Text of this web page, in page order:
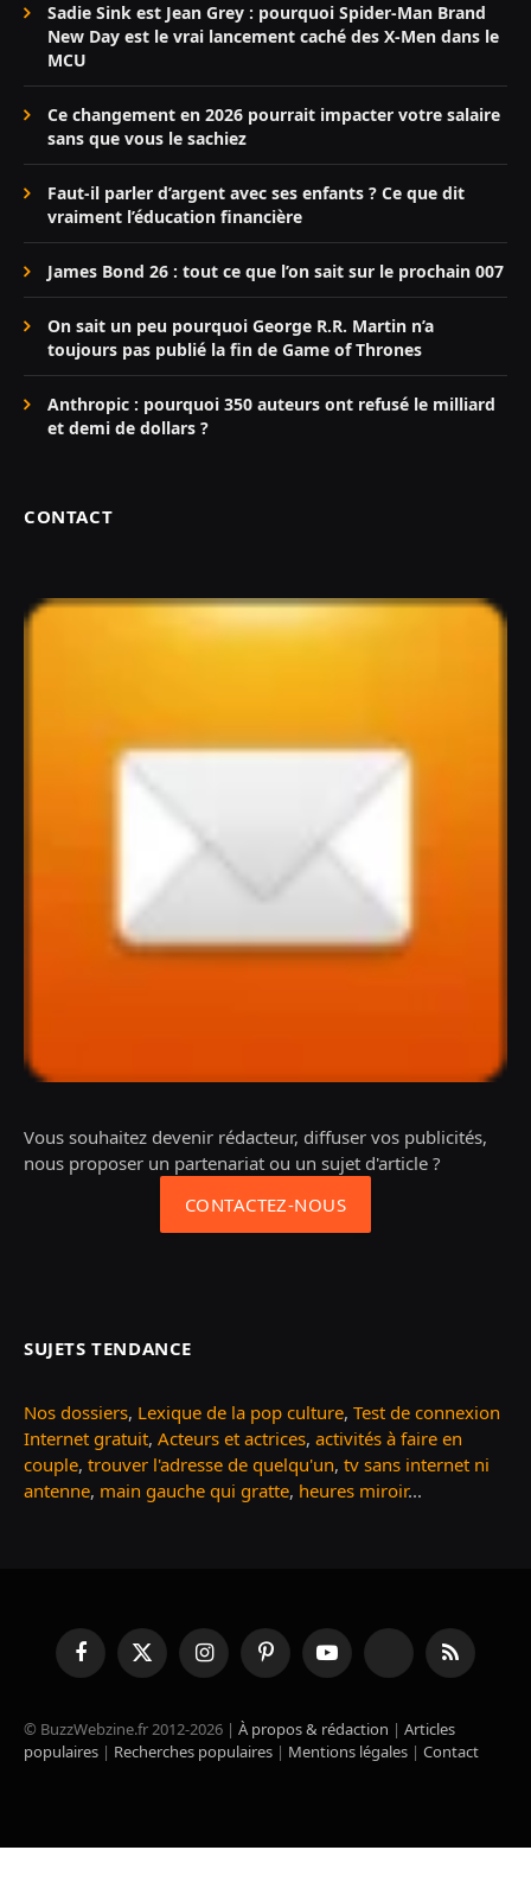
Sadie Sink est Jean Grey : pourquoi Spider-Man Brand
New Day est le vrai lancement caché des X-Men dans le
MCU
Ce changement en 2026 pourrait impacter votre salaire
sans que vous le sachiez
Faut-il parler d’argent avec ses enfants ? Ce que dit
vraiment l’éducation financière
James Bond 26 : tout ce que l’on sait sur le prochain 007
On sait un peu pourquoi George R.R. Martin n’a
toujours pas publié la fin de Game of Thrones
Anthropic : pourquoi 350 auteurs ont refusé le milliard
et demi de dollars ?
CONTACT
Vous souhaitez devenir rédacteur, diffuser vos publicités,
nous proposer un partenariat ou un sujet d'article ?
CONTACTEZ-NOUS
SUJETS TENDANCE
Nos dossiers, Lexique de la pop culture, Test de connexion
Internet gratuit, Acteurs et actrices, activités à faire en
couple, trouver l'adresse de quelqu'un, tv sans internet ni
antenne, main gauche qui gratte, heures miroir...
FacebookX
(Twitter)
InstagramPinterestYouTube TikTok RSS
© BuzzWebzine.fr 2012-2026 | À propos & rédaction | Articles
populaires | Recherches populaires | Mentions légales | Contact